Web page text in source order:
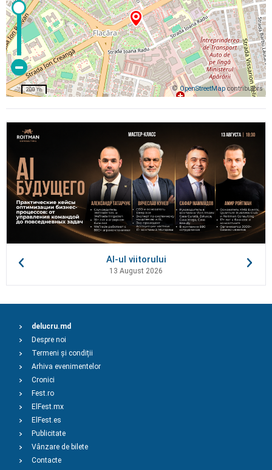
© OpenStreetMapcontributors
200 m
AI-ul viitorului
13 August 2026
delucru.md
Despre noi
Termeni și condiții
Arhiva evenimentelor
Cronici
Fest.ro
ElFest.mx
ElFest.es
Publicitate
Vânzare de bilete
Contacte